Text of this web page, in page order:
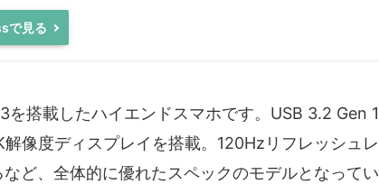
で見る
搭載したハイエンドスマホです。USB 3.2 Gen 1
像度ディスプレイを搭載。120Hzリフレッシュレ
ど、全体的に優れたスペックのモデルとなってい